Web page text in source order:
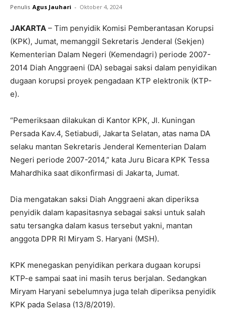
Penulis Agus Jauhari - Oktober 4, 2024
JAKARTA – Tim penyidik Komisi Pemberantasan Korupsi
(KPK), Jumat, memanggil Sekretaris Jenderal (Sekjen)
Kementerian Dalam Negeri (Kemendagri) periode 2007-
2014 Diah Anggraeni (DA) sebagai saksi dalam penyidikan
dugaan korupsi proyek pengadaan KTP elektronik (KTP-
e).
“Pemeriksaan dilakukan di Kantor KPK, Jl. Kuningan
Persada Kav.4, Setiabudi, Jakarta Selatan, atas nama DA
selaku mantan Sekretaris Jenderal Kementerian Dalam
Negeri periode 2007-2014,” kata Juru Bicara KPK Tessa
Mahardhika saat dikonfirmasi di Jakarta, Jumat.
Dia mengatakan saksi Diah Anggraeni akan diperiksa
penyidik dalam kapasitasnya sebagai saksi untuk salah
satu tersangka dalam kasus tersebut yakni, mantan
anggota DPR RI Miryam S. Haryani (MSH).
KPK menegaskan penyidikan perkara dugaan korupsi
KTP-e sampai saat ini masih terus berjalan. Sedangkan
Miryam Haryani sebelumnya juga telah diperiksa penyidik
KPK pada Selasa (13/8/2019).